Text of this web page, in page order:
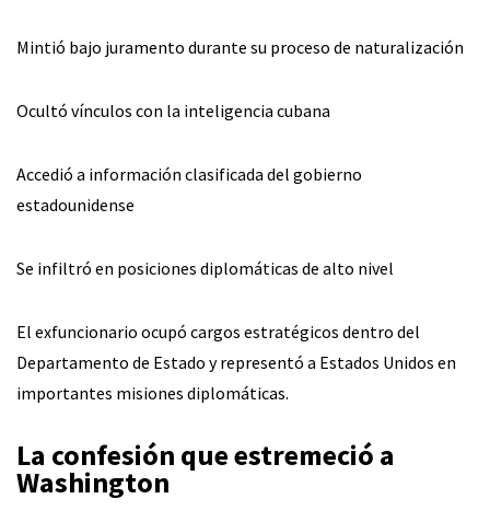
Mintió bajo juramento durante su proceso de naturalización
Ocultó vínculos con la inteligencia cubana
Accedió a información clasificada del gobierno
estadounidense
Se infiltró en posiciones diplomáticas de alto nivel
El exfuncionario ocupó cargos estratégicos dentro del
Departamento de Estado y representó a Estados Unidos en
importantes misiones diplomáticas.
La confesión que estremeció a
Washington